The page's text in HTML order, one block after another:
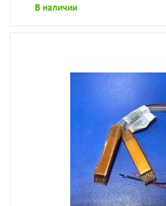
В наличии